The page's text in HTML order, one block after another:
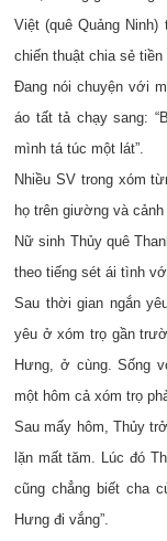
Việt (quê Quảng
chiến thuật chia sẻ
Đang nói chuyện với
áo tất tả chạy sang:
mình tá túc một lát”.
Nhiều SV trong xóm
họ trên giường và
Nữ sinh Thủy quê
theo tiếng sét ái tình
Sau thời gian ngắn
yêu ở xóm trọ gần
Hưng, ở cùng. Sống
một hôm cả xóm trọ
Sau mấy hôm, Thủy
lặn mất tăm. Lúc đó
cũng chẳng biết cha
Hưng đi vắng”.